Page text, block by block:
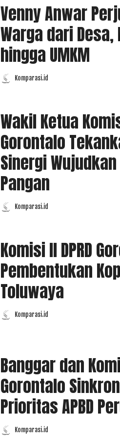
Venny Anwar
Warga dari
hingga UMKM
PostedKomparasi.id
Wakil Ketua
Gorontalo
Sinergi
Pangan
PostedKomparasi.id
Komisi II DPRD
Pembentukan
Toluwaya
PostedKomparasi.id
Banggar dan
Gorontalo
Prioritas APBD
PostedKomparasi.id